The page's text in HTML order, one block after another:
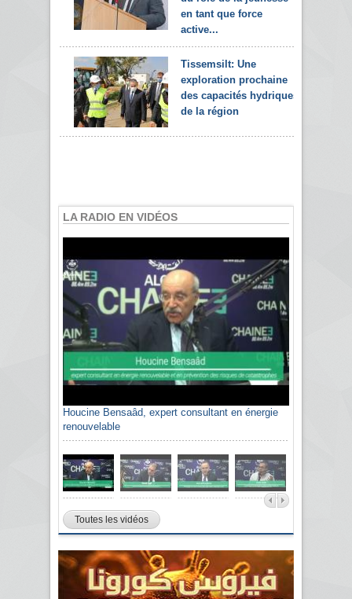
en tant que force
active...
Tissemsilt: Une
exploration prochaine
des capacités hydriques
de la région
LA RADIO EN VIDÉOS
Houcine Bensaâd, expert consultant en énergie
renouvelable
Toutes les vidéos